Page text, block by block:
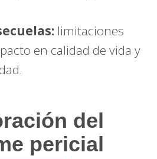
limitaciones
en calidad de vida y
del
pericial